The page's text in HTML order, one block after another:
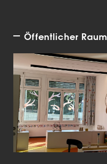
Öffentlicher Raum